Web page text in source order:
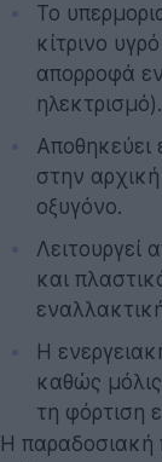
Το
κίτρινο
απορροφά
ηλεκτρισμό).
Αποθηκεύει
στην
οξυγόνο.
Λειτουργεί
και
Η
καθώς
τη φόρτιση
Η παραδοσιακή